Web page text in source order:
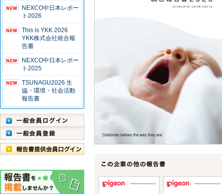
NEXCO中日本レポー
ト2026
This is YKK 2026
YKK株式会社統合報
告書
NEXCO中日本レポー
ト2025
TSUNAGU2026 生
協・環境・社会活動
報告書